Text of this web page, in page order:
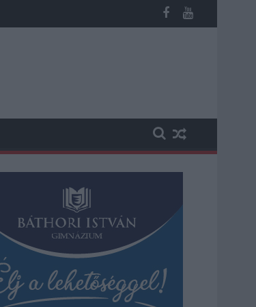
miatt 3 év letöltendőt kaphat és ez csak az egyik